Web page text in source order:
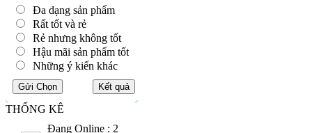
Đa dạng sản phẩm
Rất tốt và rẻ
Rẻ nhưng không tốt
Hậu mãi sản phẩm tốt
Những ý kiến khác
THỐNG KÊ
Đang Online : 2